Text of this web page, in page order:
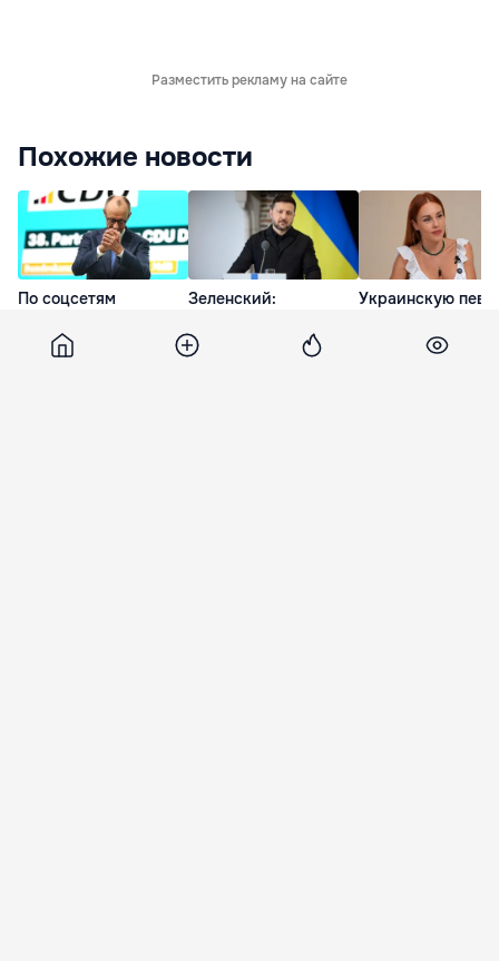
Разместить рекламу на сайте
Похожие новости
По соцсетям
фейковый ролик об
отставке Мерца
Зеленский:
может удвоить
объемы
Украинскую
разговоры на
русском языке во